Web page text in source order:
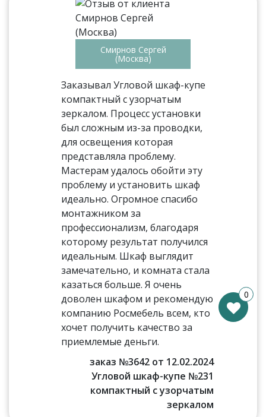
Смирнов Сергей
(Москва)
Заказывал Угловой шкаф-купе
компактный с узорчатым
зеркалом. Процесс установки
был сложным из-за проводки,
для освещения которая
представляла проблему.
Мастерам удалось обойти эту
проблему и установить шкаф
идеально. Огромное спасибо
монтажником за
профессионализм, благодаря
которому результат получился
идеальным. Шкаф выглядит
замечательно, и комната стала
казаться больше. Я очень
доволен шкафом и рекомендую
компанию Росмебель всем, кто
хочет получить качество за
приемлемые деньги.
заказ №3642 от 12.02.2024
Угловой шкаф-купе №231
компактный с узорчатым
зеркалом
0